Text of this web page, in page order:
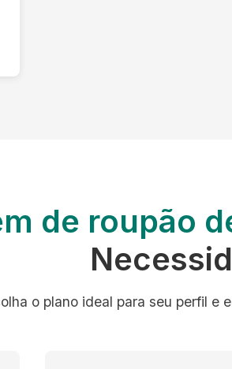
de roupão
o plano ideal para seu perfil e